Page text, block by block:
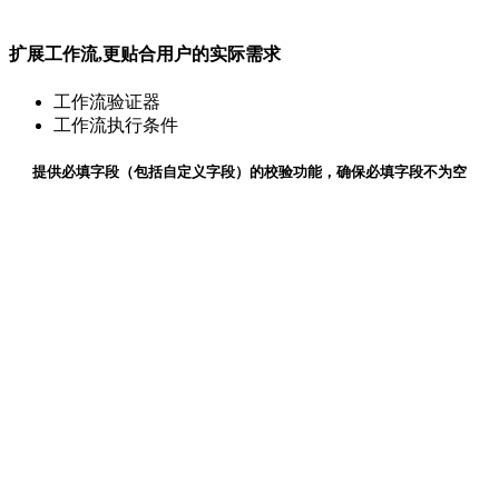
扩展工作流,更贴合用户的实际需求
工作流验证器
工作流执行条件
提供必填字段（包括自定义字段）的校验功能，确保必填字段不为空